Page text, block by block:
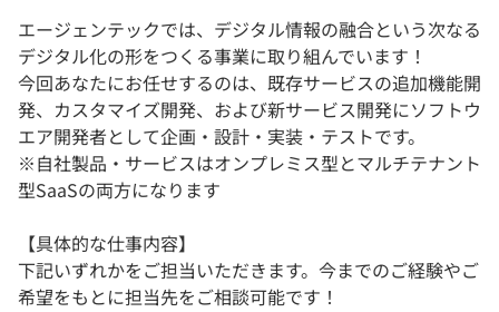
エージェンテックでは、デジタル情報の融合という次なる
デジタル化の形をつくる事業に取り組んでいます！
今回あなたにお任せするのは、既存サービスの追加機能開
発、カスタマイズ開発、および新サービス開発にソフトウ
エア開発者として企画・設計・実装・テストです。
※自社製品・サービスはオンプレミス型とマルチテナント
型SaaSの両方になります
【具体的な仕事内容】
下記いずれかをご担当いただきます。今までのご経験やご
希望をもとに担当先をご相談可能です！